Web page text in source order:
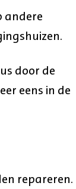
andere
door de
eens in de
repareren.